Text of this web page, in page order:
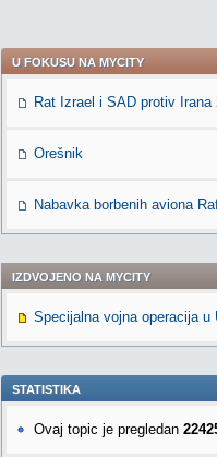
U FOKUSU NA MYCITY
Rat Izrael i SAD protiv Irana
Orešnik
Nabavka borbenih aviona
IZDVOJENO NA MYCITY
Specijalna vojna operacija u
STATISTIKA
Ovaj topic je pregledan